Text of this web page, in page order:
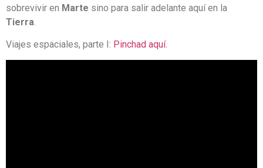
sobrevivir en Marte sino para salir adelante aquí en la
Tierra
Viajes espaciales, parte I: Pinchad aquí.